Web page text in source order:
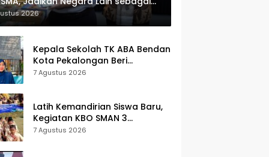
2026
Kepala Sekolah TK ABA Bendan
Kota Pekalongan Beri
Klarifikasi, Luruskan Isu Proyek
7 Agustus 2026
Latih Kemandirian Siswa Baru,
Kegiatan KBO SMAN 3
Pekalongan Mendapat
7 Agustus 2026